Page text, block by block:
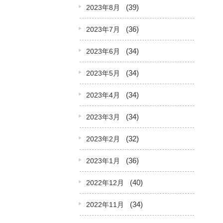
2023年8月 (39)
2023年7月 (36)
2023年6月 (34)
2023年5月 (34)
2023年4月 (34)
2023年3月 (34)
2023年2月 (32)
2023年1月 (36)
2022年12月 (40)
2022年11月 (34)